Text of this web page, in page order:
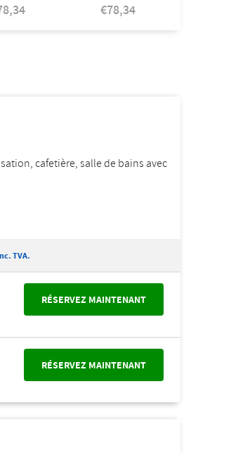
€78,34
cafetière, salle de bains avec
TVA.
RÉSERVEZ MAINTENANT
RÉSERVEZ MAINTENANT